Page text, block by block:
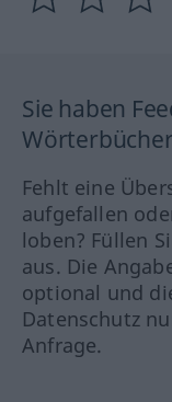
Sie haben
Fehlt eine
aufgefallen
loben? Füllen
aus. Die
optional und
Datenschutz
Anfrage.